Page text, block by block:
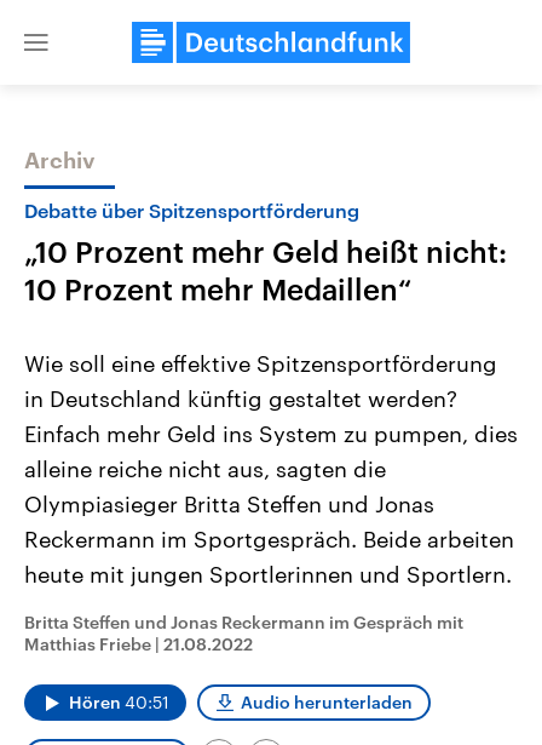
Close
Themen
Landtagswahl Sachsen-Anhalt
2026
Alle Informationen
Sachsen-Anhalt wählt am 6.
September 2026 einen neuen
Landtag. Seit 2021 wird das
Bundesland von einer Koalition aus
CDU, SPD und FDP regiert.-
Umfragen, Prognosen,
und Hintergründe zu den Parteien
und Kandidaten der anstehenden
Wahl.
Aktuelle Beiträge,
Hintergründe
Wirtschaftlich und
gehören die Vereinigten
den mächtigsten Ländern
mit großem Einfluss auf
Sendungen Programm Podcasts
Archiv
Debatte über Spitzensportförderung
„10 Prozent mehr Geld heißt nicht:
10 Prozent mehr Medaillen“
Wie soll eine effektive Spitzensportförderung
in Deutschland künftig gestaltet werden?
Einfach mehr Geld ins System zu pumpen, dies
alleine reiche nicht aus, sagten die
Olympiasieger Britta Steffen und Jonas
Reckermann im Sportgespräch. Beide arbeiten
heute mit jungen Sportlerinnen und Sportlern.
Britta Steffen und Jonas Reckermann im Gespräch mit
Matthias Friebe | 21.08.2022
Hören 40:51 Audio herunterladen